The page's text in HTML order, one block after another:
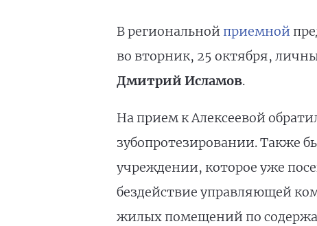
В региональной приемной
во вторник, 25 октября,
Дмитрий Исламов.
На прием к Алексеевой
зубопротезировании. Также
учреждении, которое уже
бездействие управляющей
жилых помещений по